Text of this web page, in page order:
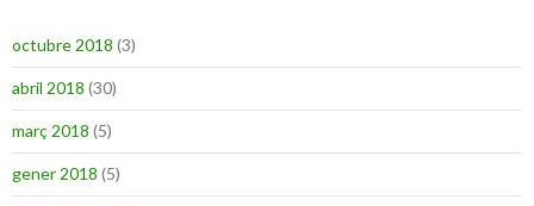
octubre 2018 (3)
abril 2018 (30)
març 2018 (5)
gener 2018 (5)